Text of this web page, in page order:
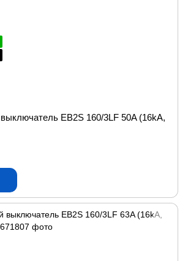
EB2S 160/3LF 50A (16kA,